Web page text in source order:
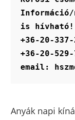
is hívható!
+36-20-337-
+36-20-529-
email:
Anyák napi